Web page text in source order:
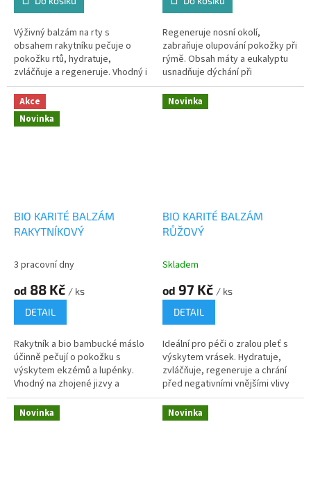
Výživný balzám na rty s
obsahem rakytníku pečuje o
pokožku rtů, hydratuje,
zvláčňuje a regeneruje. Vhodný i
na popraskané koutky
Regeneruje nosní okolí,
zabraňuje olupování pokožky při
rýmě. Obsah máty a eukalyptu
usnadňuje dýchání při
nachlazení.
Akce
Novinka
BIO KARITÉ BALZÁM
RAKYTNÍKOVÝ
3 pracovní dny
od 88 Kč / ks
DETAIL
Rakytník a bio bambucké máslo
účinně pečují o pokožku s
výskytem ekzémů a lupénky.
Vhodný na zhojené jizvy a
pokožku po ozařování.
Novinka
BIO KARITÉ BALZÁM
RŮŽOVÝ
Skladem
od 97 Kč / ks
DETAIL
Ideální pro péči o zralou pleť s
výskytem vrásek. Hydratuje,
zvláčňuje, regeneruje a chrání
před negativními vnějšími vlivy
Novinka Novinka